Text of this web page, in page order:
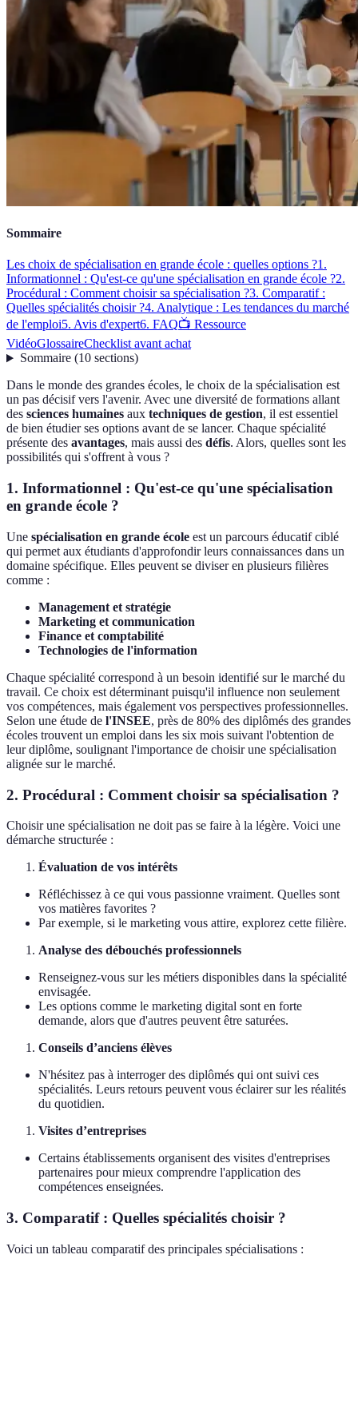
Sommaire
Les choix de spécialisation en grande école : quelles options ?1.
Informationnel : Qu'est-ce qu'une spécialisation en grande école ?2.
Procédural : Comment choisir sa spécialisation ?3. Comparatif :
Quelles spécialités choisir ?4. Analytique : Les tendances du marché
de l'emploi5. Avis d'expert6. FAQ📺 Ressource
VidéoGlossaireChecklist avant achat
Sommaire(10 sections)
Dans le monde des grandes écoles, le choix de la spécialisation est
un pas décisif vers l'avenir. Avec une diversité de formations allant
des sciences humaines aux techniques de gestion, il est essentiel
de bien étudier ses options avant de se lancer. Chaque spécialité
présente des avantages, mais aussi des défis. Alors, quelles sont les
possibilités qui s'offrent à vous ?
1. Informationnel : Qu'est-ce qu'une spécialisation
en grande école ?
Une spécialisation en grande école est un parcours éducatif ciblé
qui permet aux étudiants d'approfondir leurs connaissances dans un
domaine spécifique. Elles peuvent se diviser en plusieurs filières
comme :
Management et stratégie
Marketing et communication
Finance et comptabilité
Technologies de l'information
Chaque spécialité correspond à un besoin identifié sur le marché du
travail. Ce choix est déterminant puisqu'il influence non seulement
vos compétences, mais également vos perspectives professionnelles.
Selon une étude de l'INSEE, près de 80% des diplômés des grandes
écoles trouvent un emploi dans les six mois suivant l'obtention de
leur diplôme, soulignant l'importance de choisir une spécialisation
alignée sur le marché.
2. Procédural : Comment choisir sa spécialisation ?
Choisir une spécialisation ne doit pas se faire à la légère. Voici une
démarche structurée :
Évaluation de vos intérêts
Réfléchissez à ce qui vous passionne vraiment. Quelles sont
vos matières favorites ?
Par exemple, si le marketing vous attire, explorez cette filière.
Analyse des débouchés professionnels
Renseignez-vous sur les métiers disponibles dans la spécialité
envisagée.
Les options comme le marketing digital sont en forte
demande, alors que d'autres peuvent être saturées.
Conseils d’anciens élèves
N'hésitez pas à interroger des diplômés qui ont suivi ces
spécialités. Leurs retours peuvent vous éclairer sur les réalités
du quotidien.
Visites d’entreprises
Certains établissements organisent des visites d'entreprises
partenaires pour mieux comprendre l'application des
compétences enseignées.
3. Comparatif : Quelles spécialités choisir ?
Voici un tableau comparatif des principales spécialisations :